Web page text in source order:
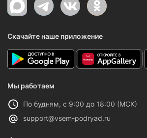
Скачайте наше приложение
Мы работаем
По будням, с 9:00 до 18:00 (МСК)
support@vsem-podryad.ru